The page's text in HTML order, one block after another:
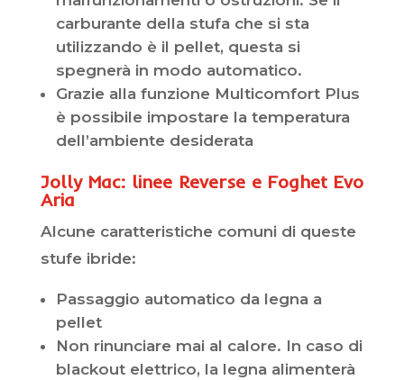
carburante della stufa che si sta
utilizzando è il pellet, questa si
spegnerà in modo automatico.
Grazie alla funzione Multicomfort Plus
è possibile impostare la temperatura
dell’ambiente desiderata
Jolly Mac: linee Reverse e Foghet Evo
Aria
Alcune caratteristiche comuni di queste
stufe ibride:
Passaggio automatico da legna a
pellet
Non rinunciare mai al calore. In caso di
blackout elettrico, la legna alimenterà